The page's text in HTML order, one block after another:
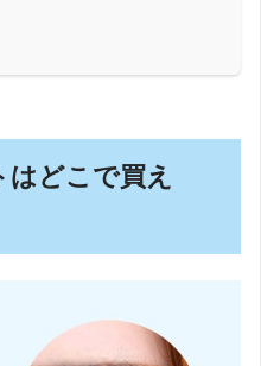
どこで買え